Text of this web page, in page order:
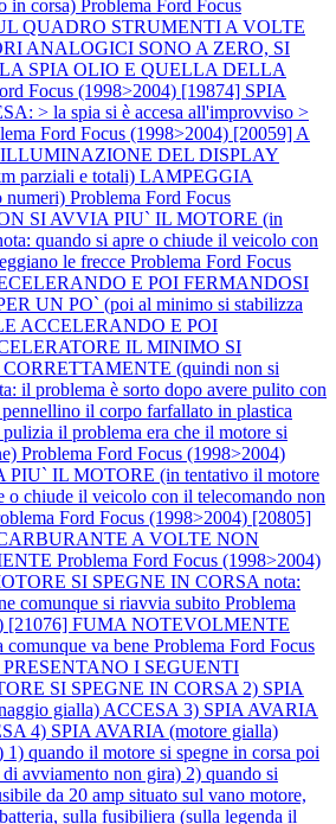
in corsa) Problema Ford Focus
QUADRO STRUMENTI A VOLTE
ANALOGICI SONO A ZERO, SI
SPIA OLIO E QUELLA DELLA
Focus (1998>2004) [19874] SPIA
> la spia si è accesa all'improvviso >
Ford Focus (1998>2004) [20059] A
DEL DISPLAY
parziali e totali) LAMPEGGIA
numeri) Problema Ford Focus
SI AVVIA PIU` IL MOTORE (in
quando si apre o chiude il veicolo con
le frecce Problema Ford Focus
E POI FERMANDOSI
UN PO` (poi al minimo si stabilizza
ACCELERANDO E POI
IL MINIMO SI
(quindi non si
il problema è sorto dopo avere pulito con
il corpo farfallato in plastica
il problema era che il motore si
Problema Ford Focus (1998>2004)
IL MOTORE (in tentativo il motore
o chiude il veicolo con il telecomando non
Ford Focus (1998>2004) [20805]
A VOLTE NON
Problema Ford Focus (1998>2004)
SI SPEGNE IN CORSA nota:
comunque si riavvia subito Problema
[21076] FUMA NOTEVOLMENTE
va bene Problema Ford Focus
PRESENTANO I SEGUENTI
SI SPEGNE IN CORSA 2) SPIA
gialla) ACCESA 3) SPIA AVARIA
4) SPIA AVARIA (motore gialla)
quando il motore si spegne in corsa poi
avviamento non gira) 2) quando si
da 20 amp situato sul vano motore,
sulla fusibiliera (sulla legenda il